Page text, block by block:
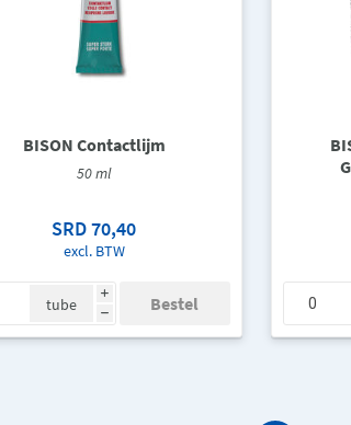
BISON Contactlijm
50 ml
SRD 70,40
excl. BTW
i
h
tube